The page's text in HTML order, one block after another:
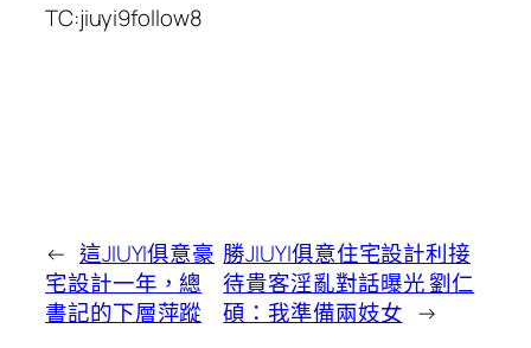
TC:jiuyi9follow8
← 這JIUYI俱意豪
宅設計一年，總
書記的下層萍蹤
勝JIUYI俱意住宅設計利接
待貴客淫亂對話曝光 劉仁
碩：我準備兩妓女 →